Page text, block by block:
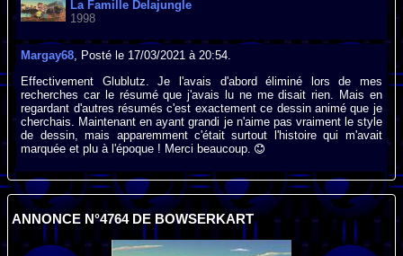
La Famille Delajungle
1998
Margay68, Posté le 17/03/2021 à 20:54.
Effectivement Glublutz. Je l'avais d'abord éliminé lors de mes
recherches car le résumé que j'avais lu ne me disait rien. Mais en
regardant d'autres résumés c'est exactement ce dessin animé que je
cherchais. Maintenant en ayant grandi je n'aime pas vraiment le style
de dessin, mais apparemment c'était surtout l'histoire qui m'avait
marquée et plu à l'époque ! Merci beaucoup.
ANNONCE N°4764 DE BOWSERKART